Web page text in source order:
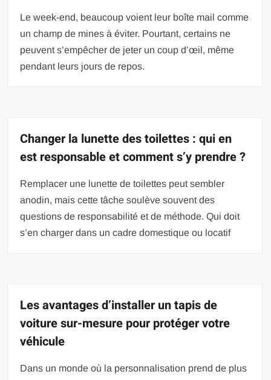
Le week-end, beaucoup voient leur boîte mail comme
un champ de mines à éviter. Pourtant, certains ne
peuvent s’empêcher de jeter un coup d’œil, même
pendant leurs jours de repos.
Changer la lunette des toilettes : qui en
est responsable et comment s’y prendre ?
Remplacer une lunette de toilettes peut sembler
anodin, mais cette tâche soulève souvent des
questions de responsabilité et de méthode. Qui doit
s’en charger dans un cadre domestique ou locatif
Les avantages d’installer un tapis de
voiture sur-mesure pour protéger votre
véhicule
Dans un monde où la personnalisation prend de plus